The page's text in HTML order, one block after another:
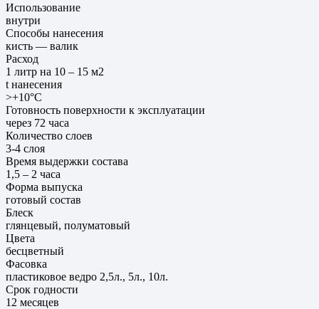
Использование
внутри
Способы нанесения
кисть — валик
Расход
1 литр на 10 – 15 м2
t нанесения
>+10°С
Готовность поверхности к эксплуатации
через 72 часа
Количество слоев
3-4 слоя
Время выдержки состава
1,5 – 2 часа
Форма выпуска
готовый состав
Блеск
глянцевый, полуматовый
Цвета
бесцветный
Фасовка
пластиковое ведро 2,5л., 5л., 10л.
Срок годности
12 месяцев